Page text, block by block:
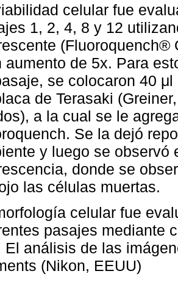
celular fue
1, 2, 4, 8 y 12
(Fluoroquench®
aumento de 5x. Para
se colocaron 40
de Terasaki
a la cual se le
Se la dejó
y luego se observó
donde se
las células muertas.
celular fue
pasajes mediante
El análisis de las
(Nikon, EEUU)